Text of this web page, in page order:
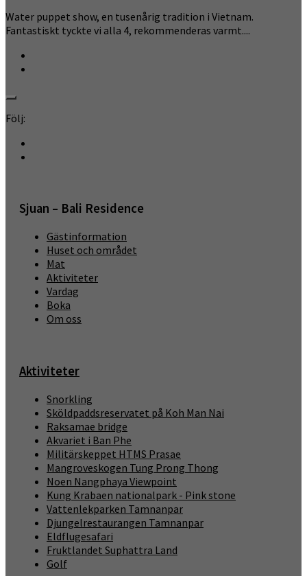
Water puppet show, en tusenårig tradition i Vietnam.
Fantastiskt tyckte vi alla 4, rekommenderas varmt....
Följ:
Sjuan – Bali Residence
Gästinformation
Huset och området
Mat
Aktiviteter
Vardag
Boka
Om oss
Aktiviteter
Snorkling
Sköldpaddsreservatet på Koh Man Nai
Raksamae bridge
Akvariet i Ban Phe
Militärskeppet HTMS Prasae
Mangroveskogen Tung Prong Thong
Noen Nangphaya Viewpoint
Kung Krabaen nationalpark - Pink stone
Vattenlekparken Tamnanpar
Djungelrestaurangen Tamnanpar
Eldflugesafari
Fruktlandet Suphattra Land
Golf